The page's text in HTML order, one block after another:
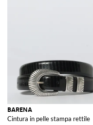
BARENA
Cintura in pelle stampa rettile